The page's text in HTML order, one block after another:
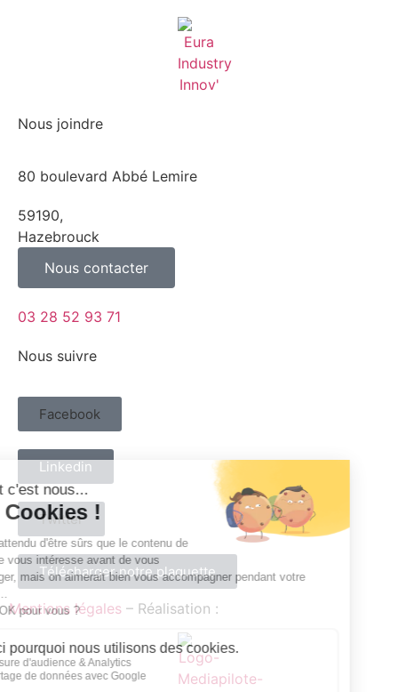
Nous joindre
80 boulevard Abbé Lemire
59190,
Hazebrouck
Nous contacter
03 28 52 93 71
Nous suivre
Facebook
Linkedin
Twitter
Télécharger notre plaquette
Mentions légales – Réalisation :